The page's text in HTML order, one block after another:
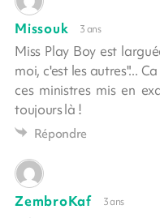
Missouk 3 ans
Miss Play Boy est
moi, c'est les autres"...
ces ministres mis en
toujours là !
Répondre
ZembroKaf 3 ans